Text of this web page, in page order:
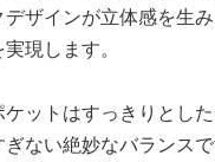
ザインが立体感を生
現します。
ットはすっきりとし
ない絶妙なバランスで